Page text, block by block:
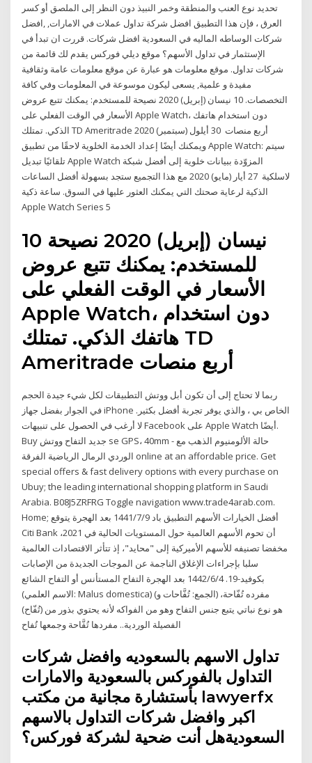
تحديد نوع العنب والمنطقة وخمر النبيذ دون النظر إلى الملصق أو كسر
العرق ، فإن هذا التطبيق افضل شركة تداول عملات في الامارات, ,افضل
شركات الوساطه الماليه في السعودية افضل شركات. قررت ان تبدأ في
الإستثمار في تداول الأسهم؟ موقع ديلي فوركس يقدم لك قائمة من
شركات تداول. موقع معلومات هو عبارة عن موقع معلومات عامة وثقافية
مفيدة و علمية, يسعى ليكون موسوعة في المعلومات وفي كافة
التخصصات. 10 نيسان (إبريل) 2020 نصيحة للمستخدم: يمكنك تتبع عروض
الأسعار في الوقت الفعلي على Apple Watch، دون استخدام هاتفك
الذكي. تمتلك TD Ameritrade أربع منصات 30 أيلول (سبتمبر) 2020
ويمكنك أيضًا إعداد الخدمة الخلوية لاحقًا من تطبيق Apple Watch: سيتم
تلقائيًا تبديل Apple Watch المزوّدة ببيانات خلوية إلى أفضل شبكة
لاسلكية 27 أيار (مايو) 2020 مع هذا التجميع ستجد بسهولة أفضل الساعات
الذكية لرعاية صحتك التي يمكنك العثور عليها في السوق. ساعة ذكية
Apple Watch Series 5
10 نيسان (إبريل) 2020 نصيحة
للمستخدم: يمكنك تتبع عروض
الأسعار في الوقت الفعلي على
Apple Watch، دون استخدام
هاتفك الذكي. تمتلك TD
ربما لا تحتاج إلى أن تكون أبل ووتش التطبيقات لكل شيء جيدة الحجم
في الجوار بفضل جهاز iPhone الخاص بي ، والذي يوفر تجربة أفضل بكثير.
لا أرغب في الحصول على تنبيهات Facebook على Apple Watch أيضًا.
Buy جديد التفاح ووتش se GPS، 40mm - حالة الألومنيوم الذهب مع
الوردي الرمال الرياضية الفرقة online at an affordable price. Get
special offers & fast delivery options with every purchase on
Ubuy; the leading international shopping platform in Saudi
Arabia. B08J5ZRFRG Toggle navigation www.trade4arab.com.
Home; أفضل الخيارات الأسهم التطبيق باد 9‏‏/7‏‏/1441 بعد الهجرة يتوقع
Citi Bank أن تحوم الأسهم العالمية حول المستويات الحالية في 2021،
مخفضا تصنيفه للأسهم الأميركية إلى "محايد"، إذ تتأثر الاقتصادات العالمية
سلبا بإجراءات الإغلاق الناجمة عن الموجات الجديدة من الإصابات
بكوفيد-19. 4‏‏/6‏‏/1442 بعد الهجرة التفاح المستأنس أو التفاح الشائع
(الاسم العلمي: Malus domestica) (مفرده تُفّاحة، (الجمع: تُفَّاحات و
تُفّاح)) هو نوع نباتي يتبع جنس التفاح وهو من الفواكه لأنه يحتوي بذور من
الفصيلة الوردية.. مفردها تُفَّاحة وجمعها تُفاح
تداول الاسهم بالسعوديه وافضل شركات
التداول بالفوركس بالسعودية والامارات
بأستشارة مجانية من مكتب lawyerfx
اكبر وافضل شركات التداول بالاسهم
السعوديةهل أنت ضحية لشركة فوركس؟